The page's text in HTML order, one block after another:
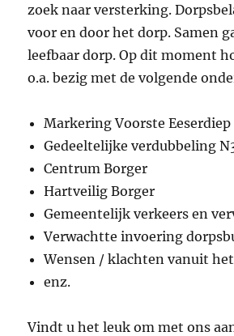
zoek naar versterking.
voor en door het dorp. Samen
leefbaar dorp. Op dit moment
o.a. bezig met de volgende
Markering Voorste Eeserdiep
Gedeeltelijke verdubbeling
Centrum Borger
Hartveilig Borger
Gemeentelijk verkeers en
Verwachtte invoering
Wensen / klachten vanuit
enz.
Vindt u het leuk om met ons